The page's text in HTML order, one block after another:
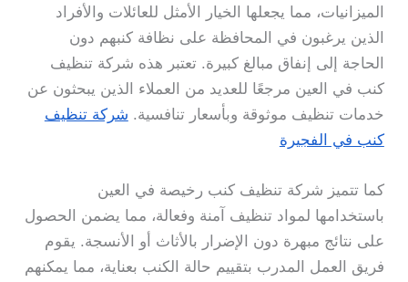
الميزانيات، مما يجعلها الخيار الأمثل للعائلات والأفراد
الذين يرغبون في المحافظة على نظافة كنبهم دون
الحاجة إلى إنفاق مبالغ كبيرة. تعتبر هذه شركة تنظيف
كنب في العين مرجعًا للعديد من العملاء الذين يبحثون عن
خدمات تنظيف موثوقة وبأسعار تنافسية. شركة تنظيف
كنب في الفجيرة
كما تتميز شركة تنظيف كنب رخيصة في العين
باستخدامها لمواد تنظيف آمنة وفعالة، مما يضمن الحصول
على نتائج مبهرة دون الإضرار بالأثاث أو الأنسجة. يقوم
فريق العمل المدرب بتقييم حالة الكنب بعناية، مما يمكنهم